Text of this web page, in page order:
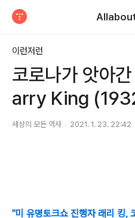
이런저런
코로나가 앗아
arry King
세상의 모든 역사 2021. 1. 23. 22:42
"미 유명토크쇼 진행자 래리 킹,